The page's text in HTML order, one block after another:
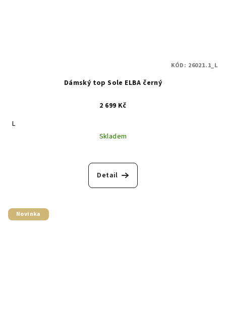
Dámský top Sole ELBA černý
2 699 Kč
L
Skladem
Detail
KÓD: 26021.1_L
Novinka